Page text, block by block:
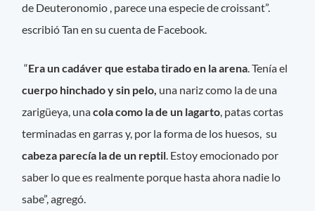
de Deuteronomio , parece una especie de croissant”.
escribió Tan en su cuenta de Facebook.
“Era un cadáver que estaba tirado en la arena. Tenía el
cuerpo hinchado y sin pelo, una nariz como la de una
zarigüeya, unacola como la de un lagarto, patas cortas
terminadas en garras y, por la forma de los huesos, su
cabeza parecía la de un reptil. Estoy emocionado por
saber lo que es realmente porque hasta ahora nadie lo
sabe”, agregó.